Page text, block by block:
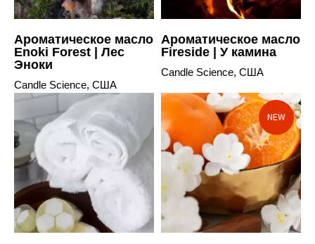
Ароматическое масло
Enoki Forest | Лес
Эноки
Candle Science, США
Ароматическое масло
Fireside | У камина
Candle Science, США
NEW